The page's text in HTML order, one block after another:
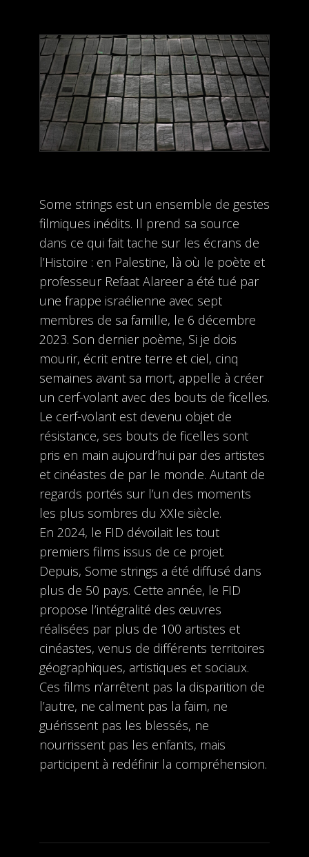
Some strings est un ensemble de gestes
filmiques inédits. Il prend sa source
dans ce qui fait tache sur les écrans de
l’Histoire : en Palestine, là où le poète et
professeur Refaat Alareer a été tué par
une frappe israélienne avec sept
membres de sa famille, le 6 décembre
2023. Son dernier poème, Si je dois
mourir, écrit entre terre et ciel, cinq
semaines avant sa mort, appelle à créer
un cerf-volant avec des bouts de ficelles.
Le cerf-volant est devenu objet de
résistance, ses bouts de ficelles sont
pris en main aujourd’hui par des artistes
et cinéastes de par le monde. Autant de
regards portés sur l’un des moments
les plus sombres du XXIe siècle.
En 2024, le FID dévoilait les tout
premiers films issus de ce projet.
Depuis, Some strings a été diffusé dans
plus de 50 pays. Cette année, le FID
propose l’intégralité des œuvres
réalisées par plus de 100 artistes et
cinéastes, venus de différents territoires
géographiques, artistiques et sociaux.
Ces films n’arrêtent pas la disparition de
l’autre, ne calment pas la faim, ne
guérissent pas les blessés, ne
nourrissent pas les enfants, mais
participent à redéfinir la compréhension.